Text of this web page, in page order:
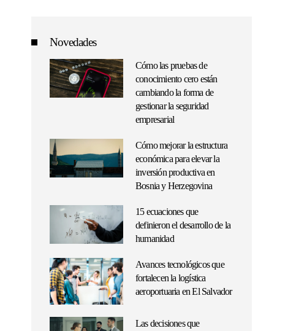
Novedades
Cómo las pruebas de
conocimiento cero están
cambiando la forma de
gestionar la seguridad
empresarial
Cómo mejorar la estructura
económica para elevar la
inversión productiva en
Bosnia y Herzegovina
15 ecuaciones que
definieron el desarrollo de la
humanidad
Avances tecnológicos que
fortalecen la logística
aeroportuaria en El Salvador
Las decisiones que